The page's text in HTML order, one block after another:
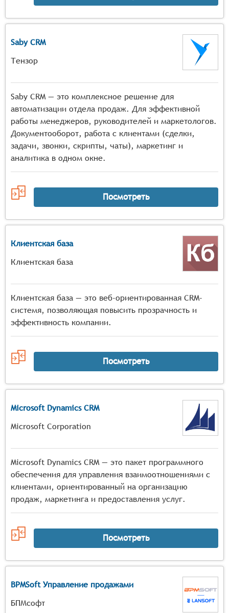
Saby CRM
Тензор
Saby CRM — это комплексное решение для
автоматизации отдела продаж. Для эффективной
работы менеджеров, руководителей и маркетологов.
Документооборот, работа с клиентами (сделки,
задачи, звонки, скрипты, чаты), маркетинг и
аналитика в одном окне.
Посмотреть
Клиентская база
Клиентская база
Клиентская база — это веб-ориентированная CRM-
системя, позволяющая повысить прозрачность и
эффективность компании.
Посмотреть
Microsoft Dynamics CRM
Microsoft Corporation
Microsoft Dynamics CRM — это пакет программного
обеспечения для управления взаимоотношениями с
клиентами, ориентированный на организацию
продаж, маркетинга и предоставления услуг.
Посмотреть
BPMSoft Управление продажами
БПМсофт